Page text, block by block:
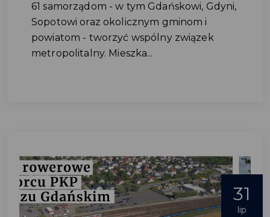
61 samorządom - w tym Gdańskowi, Gdyni,
Sopotowi oraz okolicznym gminom i
powiatom - tworzyć wspólny związek
metropolitalny. Mieszka...
31
lip